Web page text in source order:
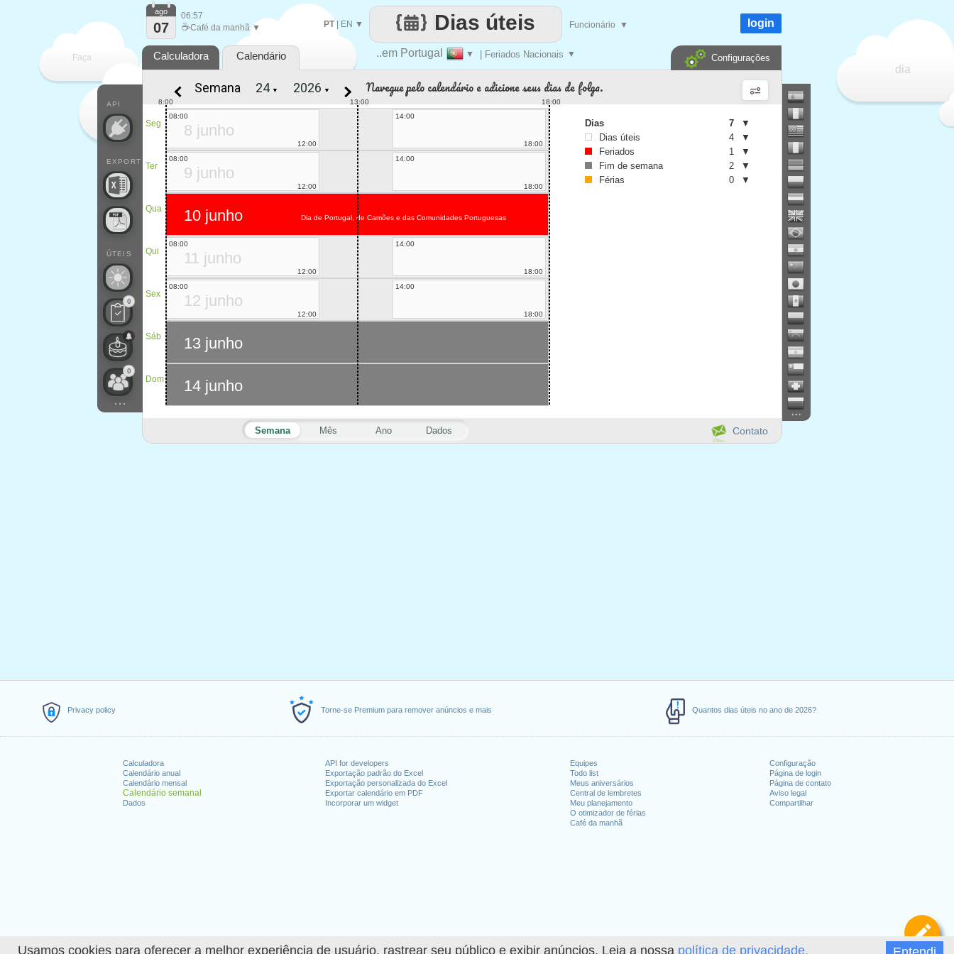
Usamos cookies para oferecer a melhor experiência de usuário, rastrear seu público e exibir anúncios. Leia a nossa política de privacidade.
Privacy policy Torne-se Premium para remover anúncios e mais Quantos dias úteis no ano de 2026?
Calculadora
Calendário anual
Calendário mensal
Calendário semanal
Dados
API for developers
Exportação padrão do Excel
Exportação personalizada do Excel
Exportar calendário em PDF
Incorporar um widget
Equipes
Todo list
Meus aniversários
Central de lembretes
Meu planejamento
O otimizador de férias
Café da manhã
Configuração
Página de login
Página de contato
Aviso legal
Compartilhar
Faça
cada
dia
..em Portugal ▼ | Feriados Nacionais ▼
Dias úteis
PT| EN ▼ Funcionário ▼
API
EXPORT
ÚTEIS
0
0
...
ago
07
06:57
☕Café da manhã ▼ login
Calculadora Calendário Configurações
...
Contato
Semana Mês Ano Dados
Semana ▼ ▼ Navegue pelo calendário e adicione seus dias de folga.
Seg
Ter
Qua
Qui
Sex
Sáb
Dom
13:00
8:00 18:00
8 junho
08:00
12:00
14:00
18:00
9 junho
08:00
12:00
14:00
18:00
Dia de Portugal, de Camões e das Comunidades Portuguesas
10 junho
11 junho
08:00
12:00
14:00
18:00
12 junho
08:00
12:00
14:00
18:00
13 junho
14 junho
Dias 7
▼
Dias úteis
4
▼
Feriados
1
▼
Fim de semana
2
▼
Férias
0 ▼